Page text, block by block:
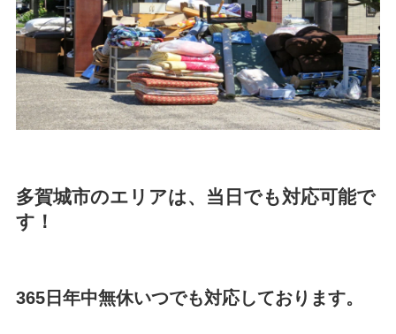
多賀城市のエリアは、当日でも対応可能で
す！
365日年中無休いつでも対応しております。